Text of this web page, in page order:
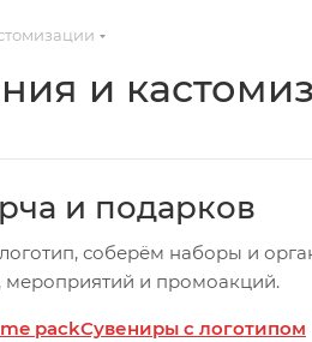
и
и подарков
соберём наборы и
мероприятий и промоакций.
packСувениры с логотипом